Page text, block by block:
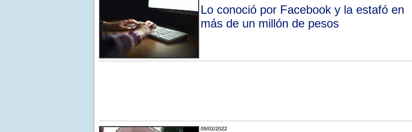
Lo conoció por Facebook y la estafó en
más de un millón de pesos
09/02/2022